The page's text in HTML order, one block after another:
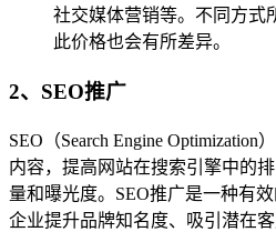
社交媒体营销等。不同方式
此价格也会有所差异。
2、SEO推广
SEO（Search Engine
内容，提高网站在搜索引擎中的
量和曝光度。SEO推广是一种有
企业提升品牌知名度、吸引潜在